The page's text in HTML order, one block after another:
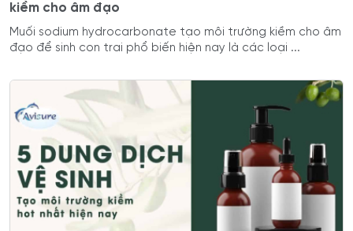
kiềm cho âm đạo
Muối sodium hydrocarbonate tạo môi trường kiềm cho âm
đạo​ để sinh con trai phổ biến hiện nay là các loại ...